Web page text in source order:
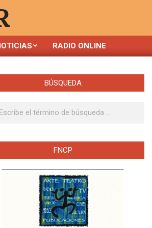
RADIO ONLINE
BÚSQUEDA
FNCP